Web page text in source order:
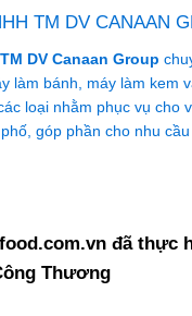
TM DV CANAAN
DV Canaan Group
làm bánh, máy làm kem
loại nhằm phục vụ cho
góp phần cho nhu
đã thực
Thương